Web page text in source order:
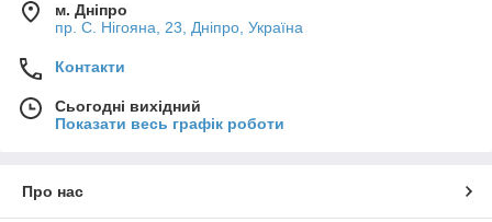
м. Дніпро
пр. С. Нігояна, 23, Дніпро, Україна
Контакти
Сьогодні вихідний
Показати весь графік роботи
Про нас